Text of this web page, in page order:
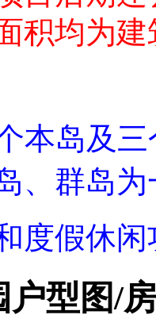
积均为
本岛及
、群岛为
度假休
户型图/